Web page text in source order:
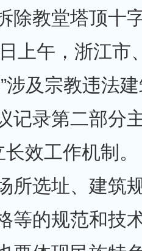
除教堂塔顶十
上午，浙江市
涉及宗教违法
记录第二部分
长效工作机制
所选址、建筑
等的规范和技